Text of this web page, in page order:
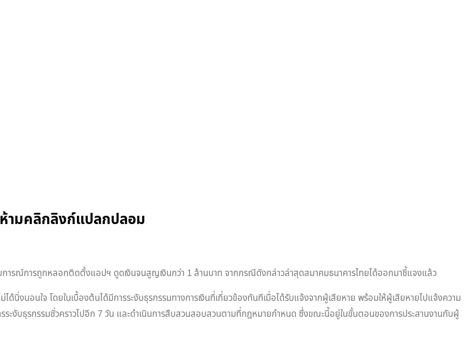
ามคลิกลิงก์แปลกปลอม
การณ์การถูกหลอกติดตั้งแอปฯ ดูดเงินจนสูญเงินกว่า 1 ล้านบาท จากกรณีดังกล่าวล่าสุดสมาคมธนาคารไทยได้ออกมาชี้แจงแล้ว
นิ่งนอนใจ โดยในเบื้องต้นได้มีการระงับธุรกรรมทางการเงินที่เกี่ยวข้องทันทีเมื่อได้รับแจ้งจากผู้เสียหาย พร้อมให้ผู้เสียหายไปแจ้งความ
ระงับธุรกรรมชั่วคราวไปอีก 7 วัน และดำเนินการสืบสวนสอบสวนตามที่กฎหมายกำหนด ซึ่งขณะนี้อยู่ในขั้นตอนของการประสานงานกับผู้